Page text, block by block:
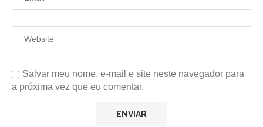
Salvar meu nome, e-mail e site neste navegador para
a próxima vez que eu comentar.